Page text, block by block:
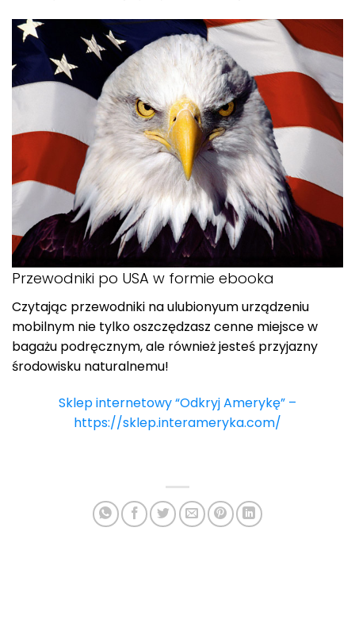
Przewodniki po USA w formie ebooka
Czytając przewodniki na ulubionyum urządzeniu
mobilnym nie tylko oszczędzasz cenne miejsce w
bagażu podręcznym, ale również jesteś przyjazny
środowisku naturalnemu!
Sklep internetowy “Odkryj Amerykę” –
https://sklep.interameryka.com/